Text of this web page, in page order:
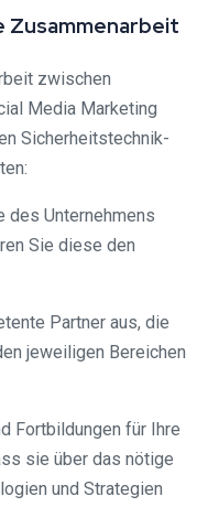
zwischen
Media Marketing
Sicherheitstechnik-
des Unternehmens
Sie diese den
Partner aus, die
jeweiligen Bereichen
Fortbildungen für Ihre
sie über das nötige
und Strategien